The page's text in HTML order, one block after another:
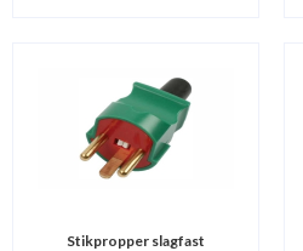
Stikpropper slagfast